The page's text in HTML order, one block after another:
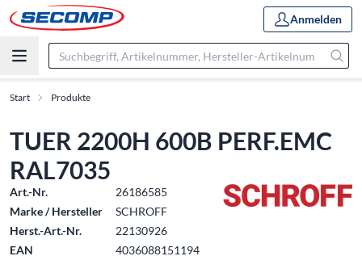
Anmelden
Start Produkte
TUER 2200H 600B PERF.EMC
RAL7035
Art.-Nr.
26186585
Marke / Hersteller
SCHROFF
Herst.-Art.-Nr.
22130926
EAN
4036088151194